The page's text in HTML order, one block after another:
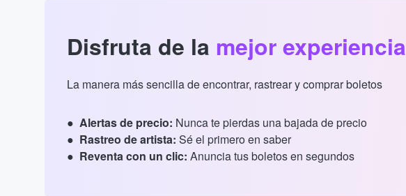
Disfruta de la mejor experiencia
La manera más sencilla de encontrar, rastrear y comprar boletos
Alertas de precio: Nunca te pierdas una bajada de precio
Rastreo de artista: Sé el primero en saber
Reventa con un clic: Anuncia tus boletos en segundos